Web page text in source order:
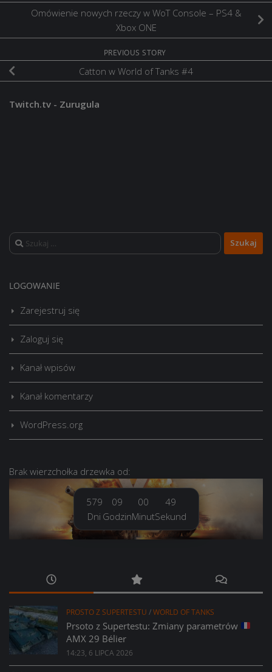
Omówienie nowych rzeczy w WoT Console – PS4 &
Xbox ONE
PREVIOUS STORY
Catton w World of Tanks #4
Twitch.tv - Zurugula
Szukaj:
LOGOWANIE
Zarejestruj się
Zaloguj się
Kanał wpisów
Kanał komentarzy
WordPress.org
Brak wierzchołka drzewka od:
579
Dni
09
Godzin
00
Minut
50
Sekund
PROSTO Z SUPERTESTU /WORLD OF TANKS
Prsoto z Supertestu: Zmiany parametrów
AMX 29 Bélier
14:23, 6 LIPCA 2026